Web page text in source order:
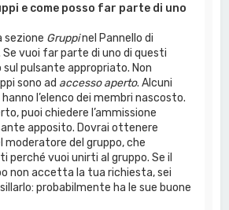
e come posso far parte di uno
sezione Gruppinel Pannello di
vuoi far parte di uno di questi
pulsante appropriato. Non
sono ad accesso aperto. Alcuni
l’elenco dei membri nascosto.
puoi chiedere l’ammissione
apposito. Dovrai ottenere
moderatore del gruppo, che
perché vuoi unirti al gruppo. Se il
non accetta la tua richiesta, sei
probabilmente ha le sue buone